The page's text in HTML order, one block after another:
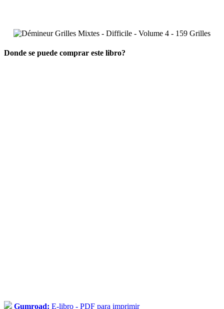
Donde se puede comprar este libro?
Gumroad: E-libro - PDF para imprimir